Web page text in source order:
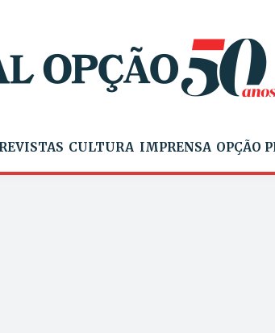
CULTURA IMPRENSA OPÇÃO